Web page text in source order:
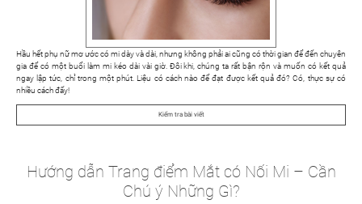
Hầu hết phụ nữ mơ ước có mi dày và dài, nhưng không phải ai cũng có thời gian để đến chuyên
gia để có một buổi làm mi kéo dài vài giờ. Đôi khi, chúng ta rất bận rộn và muốn có kết quả
ngay lập tức, chỉ trong một phút. Liệu có cách nào để đạt được kết quả đó? Có, thực sự có
nhiều cách đấy!
Kiểm tra bài viết
Hướng dẫn Trang điểm Mắt có Nối Mi – Cần
Chú ý Những Gì?